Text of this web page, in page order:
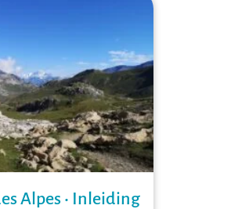
Alpes • Inleiding